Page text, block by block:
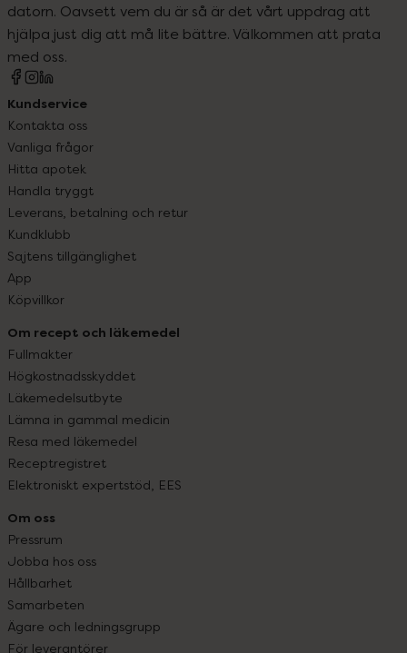
datorn. Oavsett vem du är så är det vårt uppdrag att
hjälpa just dig att må lite bättre. Välkommen att prata
med oss.
Kundservice
Kontakta oss
Vanliga frågor
Hitta apotek
Handla tryggt
Leverans, betalning och retur
Kundklubb
Sajtens tillgänglighet
App
Köpvillkor
Om recept och läkemedel
Fullmakter
Högkostnadsskyddet
Läkemedelsutbyte
Lämna in gammal medicin
Resa med läkemedel
Receptregistret
Elektroniskt expertstöd, EES
Om oss
Pressrum
Jobba hos oss
Hållbarhet
Samarbeten
Ägare och ledningsgrupp
För leverantörer